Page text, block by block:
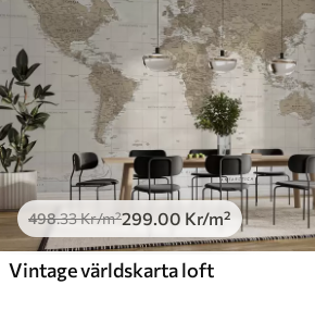
498.33Kr/m²299.00 Kr/m²
Vintage världskarta loft